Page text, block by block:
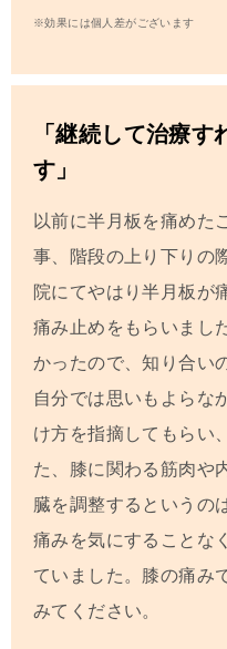
※効果には個人差がございます
「継続して治療す
す」
以前に半月板を痛めた
事、階段の上り下りの
院にてやはり半月板が
痛み止めをもらいまし
かったので、知り合い
自分では思いもよらな
け方を指摘してもらい
た、膝に関わる筋肉や
臓を調整するというの
痛みを気にすることな
ていました。 膝の痛み
みてください。